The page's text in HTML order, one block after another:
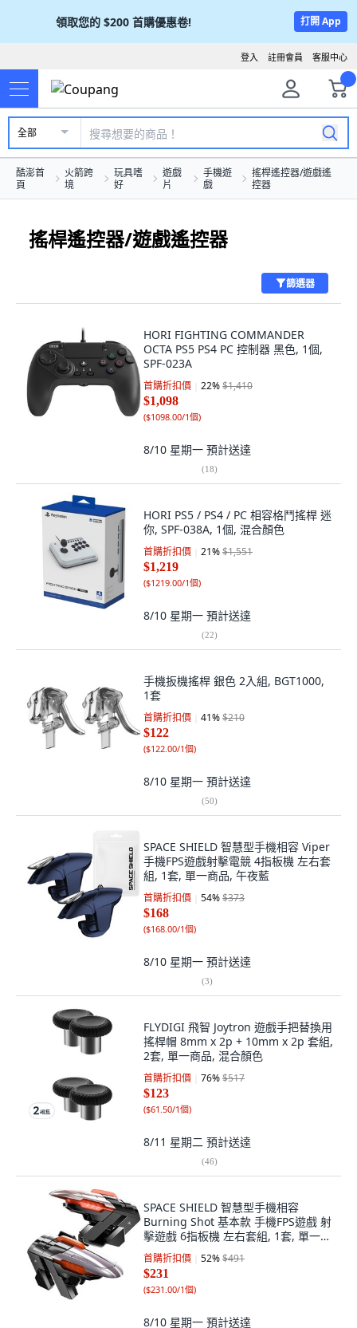
領取您的 $200 首購優惠卷! 打開 App
客服中心
註冊會員
登入
全部
酷澎首
頁
火箭跨
境
玩具嗜
好
遊戲
片
手機遊
戲
搖桿遙控器/遊戲遙
控器
搖桿遙控器/遊戲遙控器
篩選器
HORI FIGHTING COMMANDER
OCTA PS5 PS4 PC 控制器 黑色, 1個,
SPF-023A
首購折扣價 22%$1,410
$1,098
($1098.00/1個)
8/10 星期一 預計送達
(18)
HORI PS5 / PS4 / PC 相容格鬥搖桿 迷
你, SPF-038A, 1個, 混合顏色
首購折扣價 21%$1,551
$1,219
($1219.00/1個)
8/10 星期一 預計送達
(22)
手機扳機搖桿 銀色 2入組, BGT1000,
1套
首購折扣價 41%$210
$122
($122.00/1個)
8/10 星期一 預計送達
(50)
SPACE SHIELD 智慧型手機相容 Viper
手機FPS遊戲射擊電競 4指板機 左右套
組, 1套, 單一商品, 午夜藍
首購折扣價 54%$373
$168
($168.00/1個)
8/10 星期一 預計送達
(3)
FLYDIGI 飛智 Joytron 遊戲手把替換用
搖桿帽 8mm x 2p + 10mm x 2p 套組,
2套, 單一商品, 混合顏色
首購折扣價 76%$517
$123
($61.50/1個)
8/11 星期二 預計送達
(46)
SPACE SHIELD 智慧型手機相容
Burning Shot 基本款 手機FPS遊戲 射
擊遊戲 6指板機 左右套組, 1套, 單一商
品, 混合顏色
首購折扣價 52%$491
$231
($231.00/1個)
8/10 星期一 預計送達